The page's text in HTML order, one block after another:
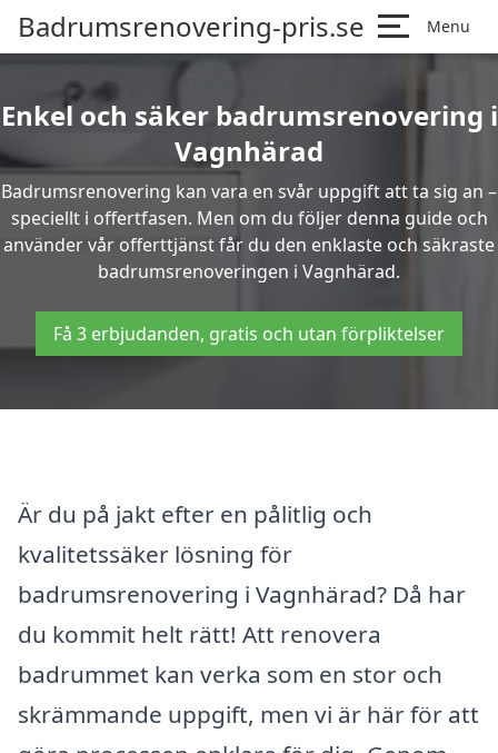
Badrumsrenovering-pris.se Menu
Enkel och säker badrumsrenovering i
Vagnhärad
Badrumsrenovering kan vara en svår uppgift att ta sig an –
speciellt i offertfasen. Men om du följer denna guide och
använder vår offerttjänst får du den enklaste och säkraste
badrumsrenoveringen i Vagnhärad.
Få 3 erbjudanden, gratis och utan förpliktelser
Är du på jakt efter en pålitlig och
kvalitetssäker lösning för
badrumsrenovering i Vagnhärad? Då har
du kommit helt rätt! Att renovera
badrummet kan verka som en stor och
skrämmande uppgift, men vi är här för att